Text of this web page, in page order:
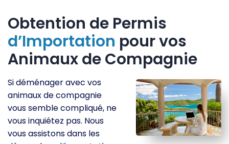
Obtention de Permis
d’Importation pour vos
Animaux de Compagnie
Si déménager avec vos
animaux de compagnie
vous semble compliqué, ne
vous inquiétez pas. Nous
vous assistons dans les